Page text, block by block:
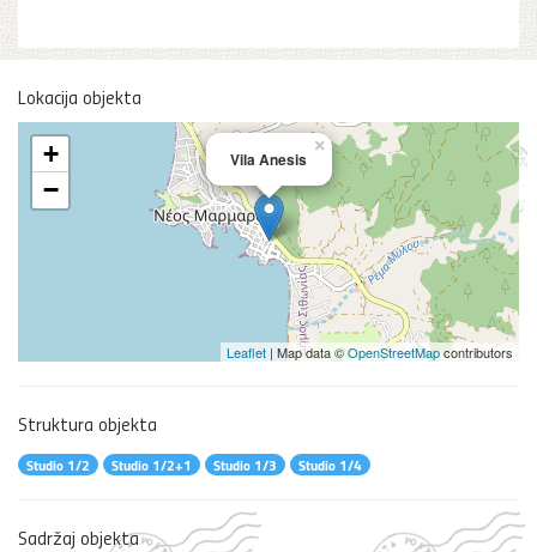
Lokacija objekta
Vila Anesis
×
+
−
Leaflet | Map data ©OpenStreetMapcontributors
Struktura objekta
Studio 1/2 Studio 1/2+1 Studio 1/3 Studio 1/4
Sadržaj objekta